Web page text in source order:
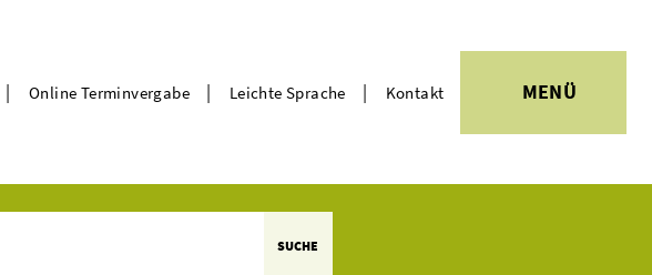
| Online Terminvergabe | Leichte Sprache | Kontakt MENÜ
SUCHE